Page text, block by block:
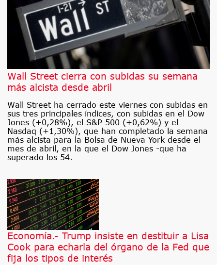
Wall Street cierra con subidas su semana
más alcista desde abril
Wall Street ha cerrado este viernes con subidas en
sus tres principales índices, con subidas en el Dow
Jones (+0,28%), el S&P 500 (+0,62%) y el
Nasdaq (+1,30%), que han completado la semana
más alcista para la Bolsa de Nueva York desde el
mes de abril, en la que el Dow Jones -que ha
superado los 54.
Economía.- Trump insiste en destituir a Lisa
Cook para echarla del órgano de la Fed que
fija los tipos de interés